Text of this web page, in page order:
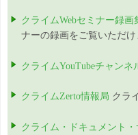
クライムWebセミナー録画
ナーの録画をご覧いただけ
クライムYouTubeチャンネ
クライムZerto情報局 クラ
クライム・ドキュメント・